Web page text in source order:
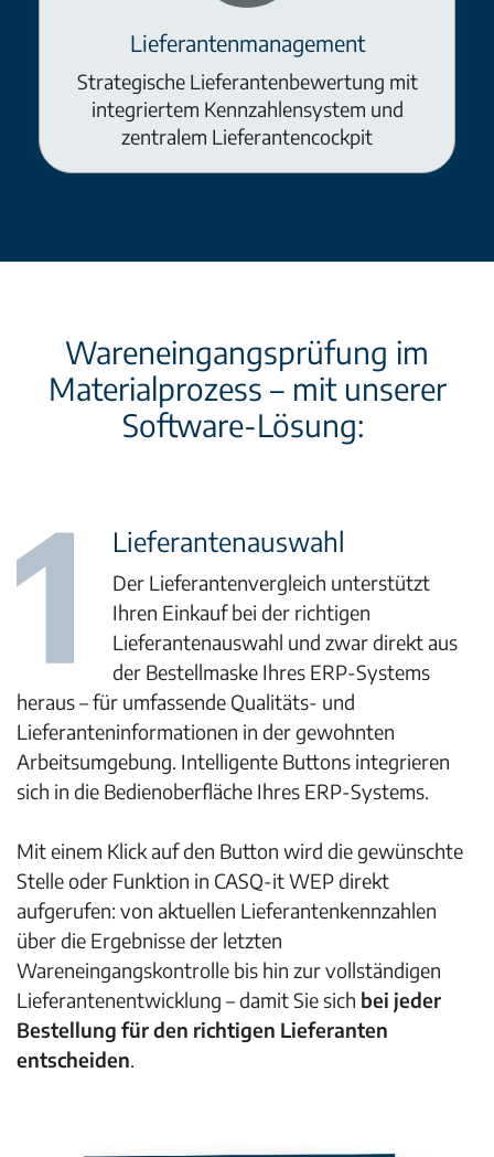
Lieferantenmanagement
Strategische Lieferantenbewertung mit
integriertem Kennzahlensystem und
zentralem Lieferantencockpit
Wareneingangsprüfung im
Materialprozess – mit unserer
Software-Lösung:
Lieferantenauswahl
Der Lieferantenvergleich unterstützt
Ihren Einkauf bei der richtigen
Lieferantenauswahl und zwar direkt aus
der Bestellmaske Ihres ERP-Systems
heraus – für umfassende Qualitäts- und
Lieferanteninformationen in der gewohnten
Arbeitsumgebung. Intelligente Buttons integrieren
sich in die Bedienoberfläche Ihres ERP-Systems.
Mit einem Klick auf den Button wird die gewünschte
Stelle oder Funktion in CASQ-it WEP direkt
aufgerufen: von aktuellen Lieferantenkennzahlen
über die Ergebnisse der letzten
Wareneingangskontrolle bis hin zur vollständigen
Lieferantenentwicklung – damit Sie sich bei jeder
Bestellung für den richtigen Lieferanten
entscheiden.